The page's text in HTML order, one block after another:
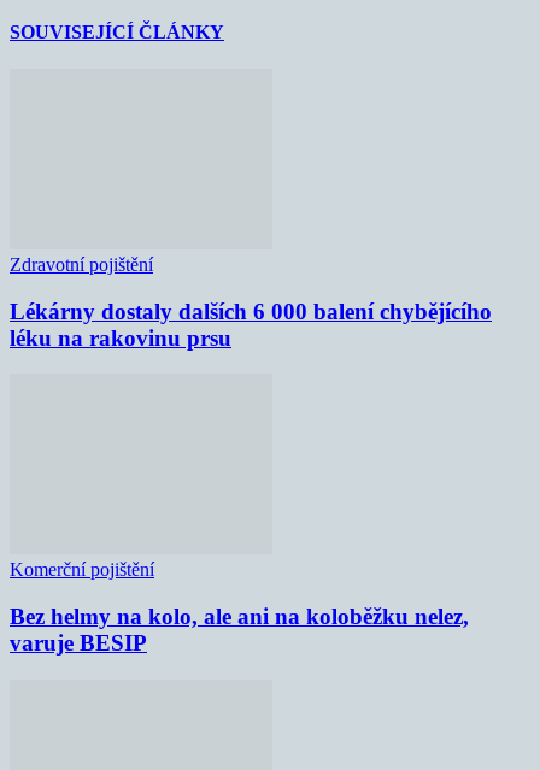
SOUVISEJÍCÍ ČLÁNKY
Zdravotní pojištění
Lékárny dostaly dalších 6 000 balení chybějícího
léku na rakovinu prsu
Komerční pojištění
Bez helmy na kolo, ale ani na koloběžku nelez,
varuje BESIP